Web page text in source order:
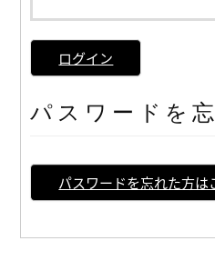
ログイン
パスワードを
パスワードを忘れた方は